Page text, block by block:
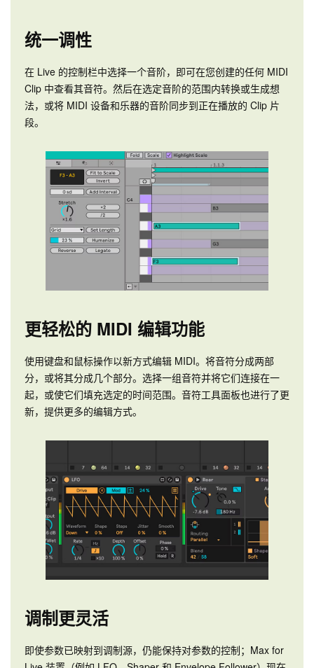
统一调性
在 Live 的控制栏中选择一个音阶，即可在您创建的任何 MIDI
Clip 中查看其音符。然后在选定音阶的范围内转换或生成想
法，或将 MIDI 设备和乐器的音阶同步到正在播放的 Clip 片
段。
更轻松的 MIDI 编辑功能
使用键盘和鼠标操作以新方式编辑 MIDI。将音符分成两部
分，或将其分成几个部分。选择一组音符并将它们连接在一
起，或使它们填充选定的时间范围。音符工具面板也进行了更
新，提供更多的编辑方式。
调制更灵活
即使参数已映射到调制源，仍能保持对参数的控制；Max for